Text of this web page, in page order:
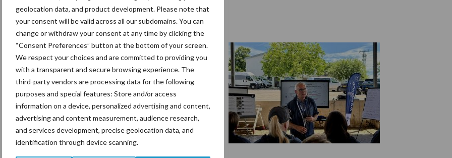
geolocation data, and product development. Please note that
your consent will be valid across all our subdomains. You can
change or withdraw your consent at any time by clicking the
“Consent Preferences” button at the bottom of your screen.
We respect your choices and are committed to providing you
with a transparent and secure browsing experience. The
third-party vendors are processing data for the following
purposes and special features: Store and/or access
information on a device, personalized advertising and content,
advertising and content measurement, audience research,
and services development, precise geolocation data, and
identification through device scanning.